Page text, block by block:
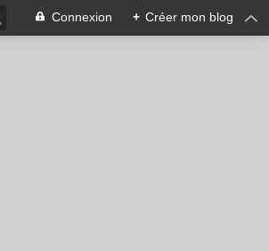
Connexion + Créer mon blog